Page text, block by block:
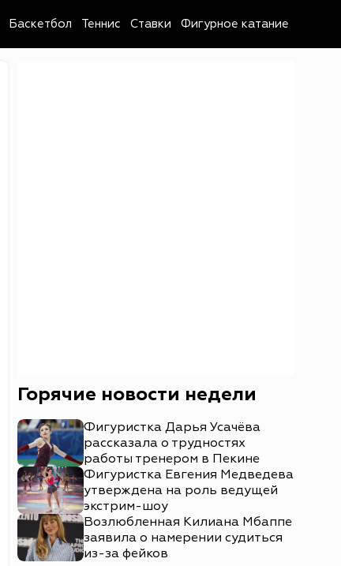
Баскетбол Теннис Ставки Фигурное катание
Горячие новости недели
Фигуристка Дарья Усачёва
рассказала о трудностях
работы тренером в Пекине
Фигуристка Евгения Медведева
утверждена на роль ведущей
экстрим-шоу
Возлюбленная Килиана Мбаппе
заявила о намерении судиться
из-за фейков